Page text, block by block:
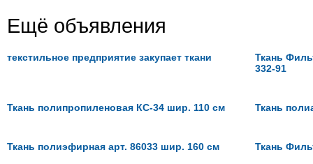
Ещё объявления
текстильное предприятие закупает ткани
Ткань
332-91
Ткань полипропиленовая КС-34 шир. 110 см Ткань
Ткань полиэфирная арт. 86033 шир. 160 см Ткань